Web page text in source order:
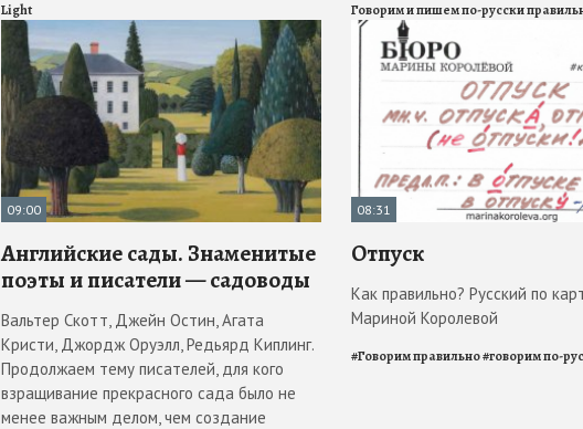
Light
09:00
Английские сады. Знаменитые
поэты и писатели — садоводы
Вальтер Скотт, Джейн Остин, Агата
Кристи, Джордж Оруэлл, Редьярд Киплинг.
Продолжаем тему писателей, для кого
взращивание прекрасного сада было не
менее важным делом, чем создание
Говорим и пишем по-русски
08:31
Отпуск
Как правильно? Русский по
Мариной Королевой
#Говорим правильно#говорим по-